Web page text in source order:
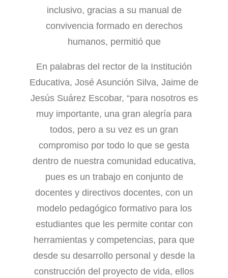
inclusivo, gracias a su manual de
convivencia formado en derechos
humanos, permitió que
En palabras del rector de la Institución
Educativa, José Asunción Silva, Jaime de
Jesús Suárez Escobar, “para nosotros es
muy importante, una gran alegría para
todos, pero a su vez es un gran
compromiso por todo lo que se gesta
dentro de nuestra comunidad educativa,
pues es un trabajo en conjunto de
docentes y directivos docentes, con un
modelo pedagógico formativo para los
estudiantes que les permite contar con
herramientas y competencias, para que
desde su desarrollo personal y desde la
construcción del proyecto de vida, ellos